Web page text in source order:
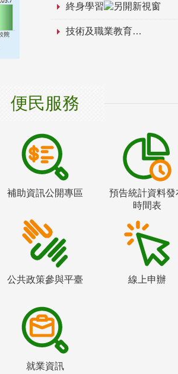
終身學習
技術及職業教育
便民服務
補助資訊公開專區
預告統計資料發
時間表
公共政策參與平臺 線上申辦
就業資訊